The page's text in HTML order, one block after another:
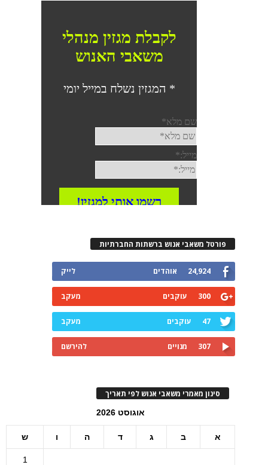
פורטל משאבי אנוש ברשתות החברתיות
24,924 אוהדים לייק
300 עוקבים מעקב
47 עוקבים מעקב
307 מנויים להירשם
סינון מאמרי משאבי אנוש לפי תאריך
אוגוסט 2026
א ב ג ד ה ו ש
1